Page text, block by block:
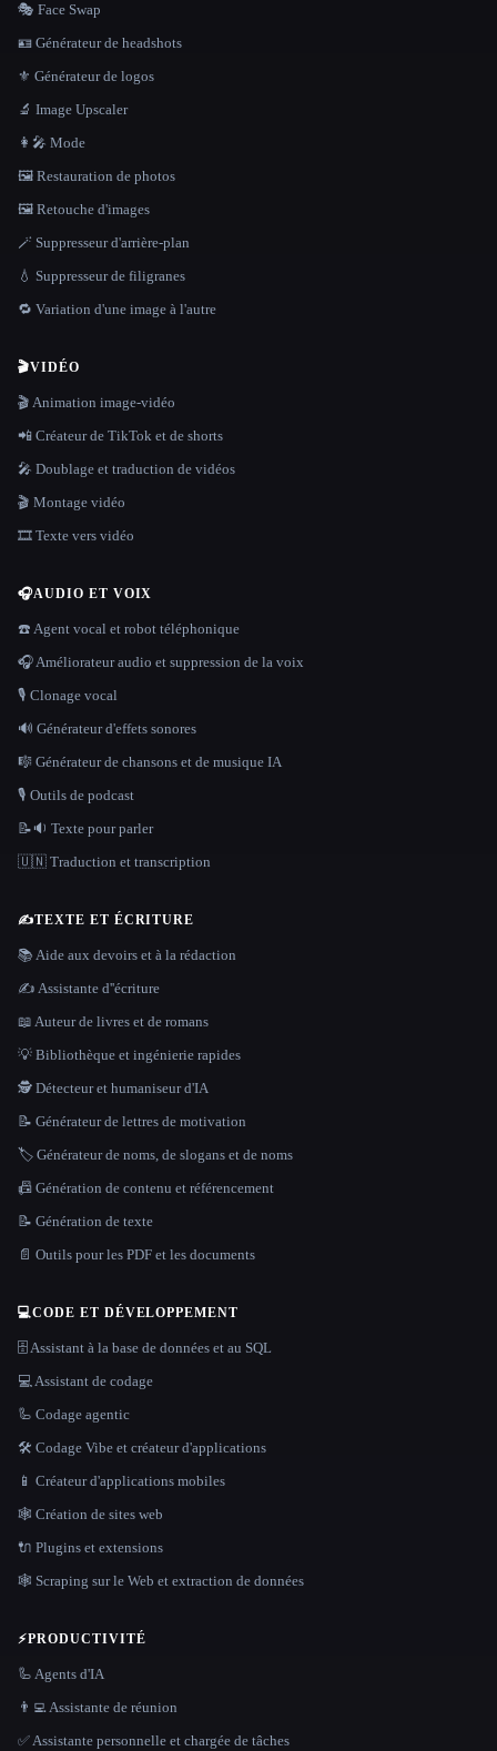
🎭 Face Swap
🪪 Générateur de headshots
⚜️ Générateur de logos
🔬 Image Upscaler
👩‍🎤 Mode
🖼️ Restauration de photos
🖼️ Retouche d'images
🪄 Suppresseur d'arrière-plan
💧 Suppresseur de filigranes
🔁 Variation d'une image à l'autre
🎬VIDÉO
🎬 Animation image-vidéo
📲 Créateur de TikTok et de shorts
🎤 Doublage et traduction de vidéos
🎬 Montage vidéo
🎞️ Texte vers vidéo
🎧AUDIO ET VOIX
☎️ Agent vocal et robot téléphonique
🎧 Améliorateur audio et suppression de la voix
🎙️ Clonage vocal
🔊 Générateur d'effets sonores
🎼 Générateur de chansons et de musique IA
🎙️ Outils de podcast
📝🔉 Texte pour parler
🇺🇳 Traduction et transcription
✍️TEXTE ET ÉCRITURE
📚 Aide aux devoirs et à la rédaction
✍️ Assistante d''écriture
📖 Auteur de livres et de romans
💡 Bibliothèque et ingénierie rapides
🕵️ Détecteur et humaniseur d'IA
📝 Générateur de lettres de motivation
🏷️ Générateur de noms, de slogans et de noms
📠 Génération de contenu et référencement
📝 Génération de texte
📄 Outils pour les PDF et les documents
💻CODE ET DÉVELOPPEMENT
🗄️ Assistant à la base de données et au SQL
💻 Assistant de codage
🦾 Codage agentic
🛠️ Codage Vibe et créateur d'applications
📱 Créateur d'applications mobiles
🕸 Création de sites web
🔌 Plugins et extensions
🕸️ Scraping sur le Web et extraction de données
⚡PRODUCTIVITÉ
🦾 Agents d'IA
👨‍💻 Assistante de réunion
✅ Assistante personnelle et chargée de tâches